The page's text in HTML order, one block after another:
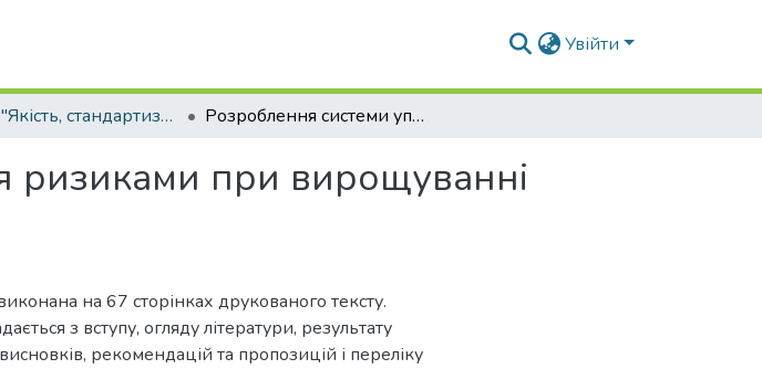
Увійти
ОПП "Якість, стандартизація та сертифікація" Розроблення системи управління ризиками при вирощуванні осетрових видів риб
ризиками при вирощуванні
на 67 сторінках друкованого тексту.
з вступу, огляду літератури, результату
рекомендацій та пропозицій і переліку